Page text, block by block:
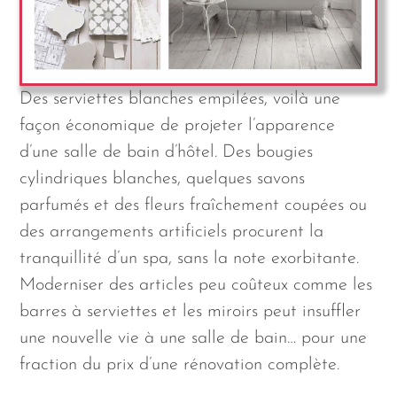
Des serviettes blanches empilées, voilà une
façon économique de projeter l’apparence
d’une salle de bain d’hôtel. Des bougies
cylindriques blanches, quelques savons
parfumés et des fleurs fraîchement coupées ou
des arrangements artificiels procurent la
tranquillité d’un spa, sans la note exorbitante.
Moderniser des articles peu coûteux comme les
barres à serviettes et les miroirs peut insuffler
une nouvelle vie à une salle de bain… pour une
fraction du prix d’une rénovation complète.